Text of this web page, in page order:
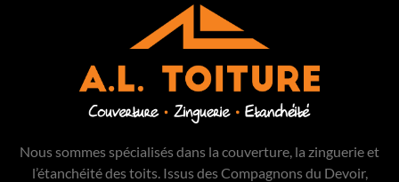
Nous sommes spécialisés dans la couverture, la zinguerie et
l’étanchéité des toits. Issus des Compagnons du Devoir,